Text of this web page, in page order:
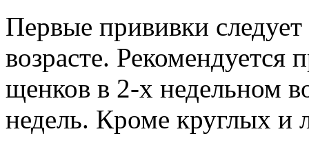
Первые прививки
возрасте. Рекомендуется
щенков в 2-х недельном
недель. Кроме круглых и